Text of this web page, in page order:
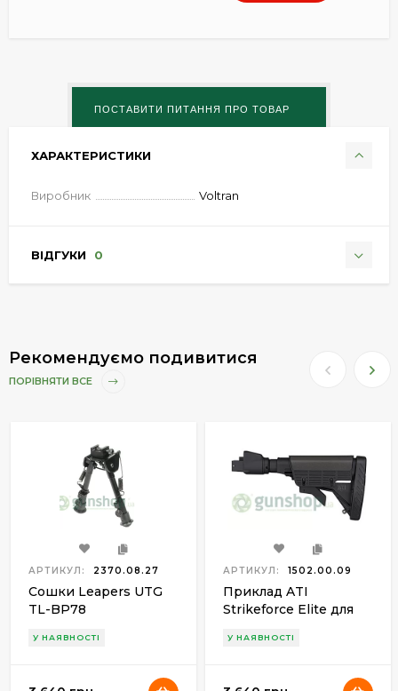
ХАРАКТЕРИСТИКИ
Виробник Voltran
ВІДГУКИ 0
Рекомендуємо подивитися
ПОРІВНЯТИ ВСЕ
АРТИКУЛ: 2370.08.27
Сошки Leapers UTG
TL-BP78
У НАЯВНОСТІ
АРТИКУЛ: 1502.00.09
Приклад ATI
Strikeforce Elite для
ствольная коробка)
У НАЯВНОСТІ